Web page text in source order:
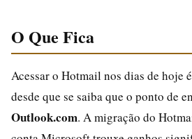
O Que Fica
Acessar o Hotmail nos dias de hoje
desde que se saiba que o ponto de
Outlook.com. A migração do